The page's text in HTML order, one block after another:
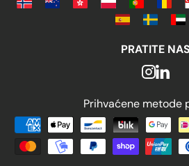
PRATITE NAS
Prihvaćene metode